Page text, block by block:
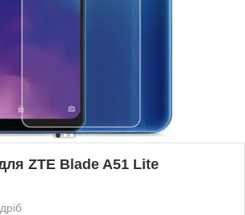
ZTE Blade A51 Lite